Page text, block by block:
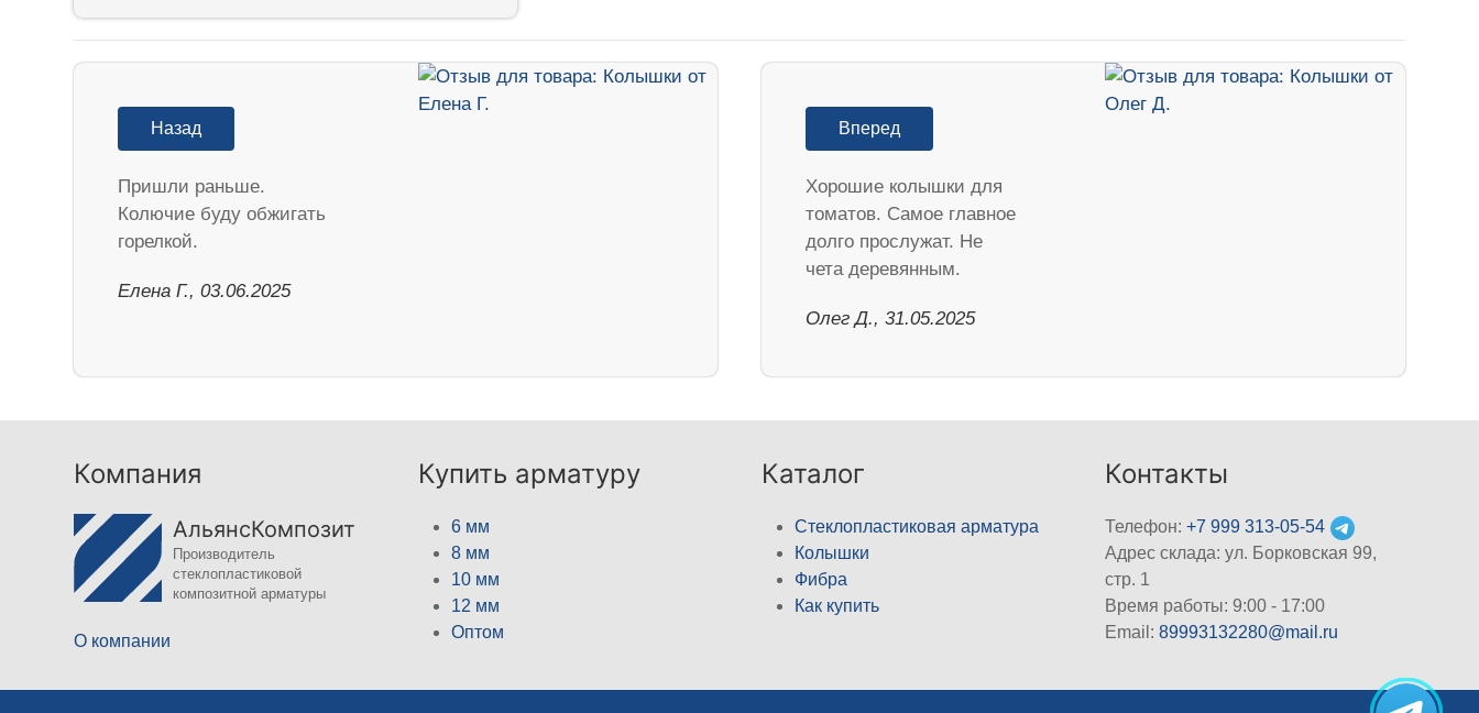
Назад
Пришли раньше.
Колючие буду обжигать
горелкой.
Елена Г., 03.06.2025
Вперед
Хорошие колышки для
томатов. Самое главное
долго прослужат. Не
чета деревянным.
Олег Д., 31.05.2025
Компания
АльянсКомпозит
Производитель
стеклопластиковой
композитной арматуры
О компании
Купить арматуру
6 мм
8 мм
10 мм
12 мм
Оптом
Каталог
Стеклопластиковая арматура
Колышки
Фибра
Как купить
Контакты
Телефон:+7 999 313-05-54
Адрес склада: ул. Борковская 99,
стр. 1
Время работы: 9:00 - 17:00
Email:89993132280@mail.ru